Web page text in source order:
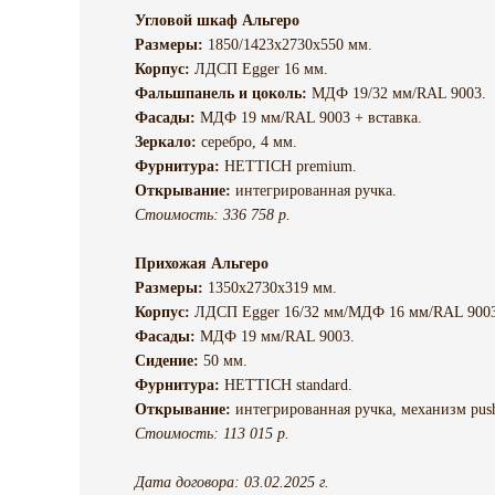
Угловой шкаф Альгеро
Размеры: 1850/1423х2730х550 мм.
Корпус: ЛДСП Egger 16 мм.
Фальшпанель и цоколь: МДФ 19/32 мм/RAL 9003.
Фасады: МДФ 19 мм/RAL 9003 + вставка.
Зеркало: серебро, 4 мм.
Фурнитура: HETTICH premium.
Открывание: интегрированная ручка.
Стоимость: 336 758 р.
Прихожая Альгеро
Размеры: 1350х2730х319 мм.
Корпус: ЛДСП Egger 16/32 мм/МДФ 16 мм/RAL
Фасады: МДФ 19 мм/RAL 9003.
Сидение: 50 мм.
Фурнитура: HETTICH standard.
Открывание: интегрированная ручка, механизм
Стоимость: 113 015 р.
Дата договора: 03.02.2025 г.